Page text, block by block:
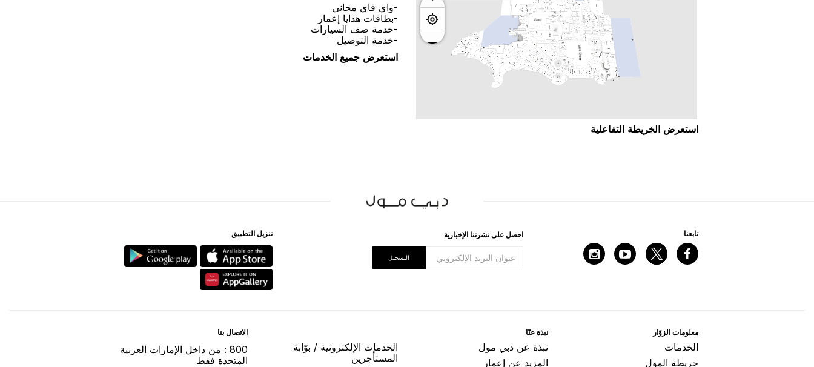
اﺳﺘﻌﺮﺽ اﻟﺨﺮﻳﻄﺔ اﻟﺘﻔﺎﻋﻠﻴﺔ
-ﻭاﻱ ﻓﺎﻱ ﻣﺠﺎﻧﻲ
-ﺑﻄﺎﻗﺎﺕ ﻫﺪاﻳﺎ ﺇﻋﻤﺎﺭ
-ﺧﺪﻣﺔ ﺻﻒ اﻟﺴﻴﺎﺭاﺕ
-ﺧﺪﻣﺔ اﻟﺘﻮﺻﻴﻞ
اﺳﺘﻌﺮﺽ ﺟﻤﻴﻊ اﻟﺨﺪﻣﺎﺕ
ﺗﺎﺑﻌﻨﺎ اﺣﺼﻞ ﻋﻠﻰ ﻧﺸﺮﺗﻨﺎ اﻹﺧﺒﺎﺭﻳﺔ
اﻟﺘﺴﺠﻴﻞ
ﺗﻨﺰﻳﻞ اﻟﺘﻄﺒﻴﻖ
ﻣﻌﻠﻮﻣﺎﺕ اﻟﺰﻭّاﺭ
اﻟﺨﺪﻣﺎﺕ
ﺧﺮﻳﻄﺔ اﻟﻤﻮﻝ
ﻧﺒﺬﺓ ﻋﻨّﺎ
ﻧﺒﺬﺓ ﻋﻦ ﺩﺑﻲ ﻣﻮﻝ
المزيد عن إعمار
اﻟﺨﺪﻣﺎﺕ اﻹﻟﻜﺘﺮﻭﻧﻴﺔ / ﺑﻮّاﺑﺔ
اﻟﻤﺴﺘﺄﺟﺮﻳﻦ
اﻻﺗﺼﺎﻝ ﺑﻨﺎ
800 : ﻣﻦ ﺩاﺧﻞ اﻹﻣﺎﺭاﺕ اﻟﻌﺮﺑﻴﺔ
اﻟﻤﺘﺤﺪﺓ ﻓﻘﻂ